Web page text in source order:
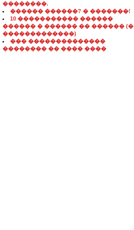
��������.
������ ������? � �������!
10 ����������� ������
������ � ������ �� ������ (�
�������������)
��� ��������������
�������� �� ���� ����